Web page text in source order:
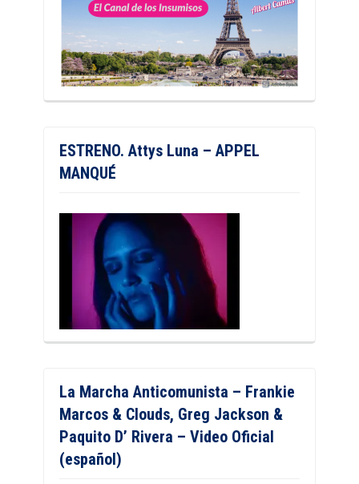
ESTRENO. Attys Luna – APPEL
MANQUÉ
La Marcha Anticomunista – Frankie
Marcos & Clouds, Greg Jackson &
Paquito D’ Rivera – Video Oficial
(español)